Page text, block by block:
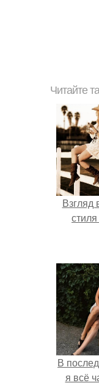
Читайте
Взгляд
В
я всё